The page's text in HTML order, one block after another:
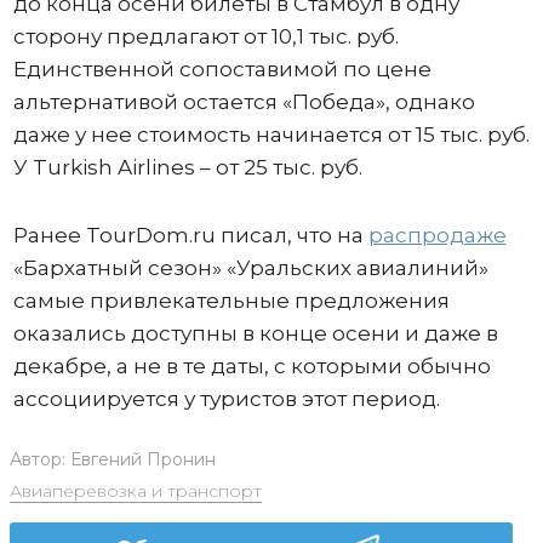
сторону предлагают от 10,1 тыс. руб.
Единственной сопоставимой по цене
альтернативой остается «Победа», однако
даже у нее стоимость начинается от 15 тыс. руб.
У Turkish Airlines – от 25 тыс. руб.
Ранее TourDom.ru писал, что на распродаже
«Бархатный сезон» «Уральских авиалиний»
самые привлекательные предложения
оказались доступны в конце осени и даже в
декабре, а не в те даты, с которыми обычно
ассоциируется у туристов этот период.
Автор: Евгений Пронин
Авиаперевозка и транспорт